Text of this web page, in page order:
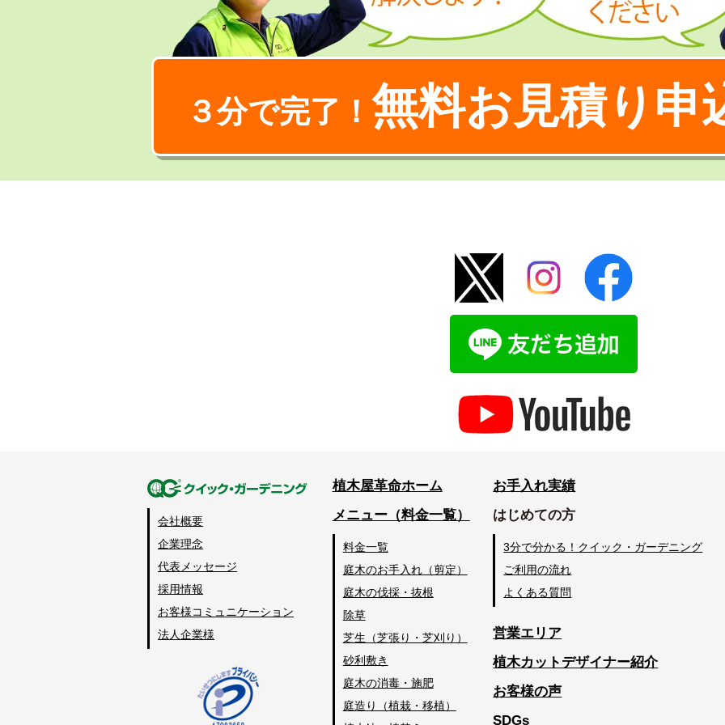
３分で完了！ 無料お見積り申
会社概要
企業理念
代表メッセージ
採用情報
お客様コミュニケーション
法人企業様
植木屋革命ホーム
メニュー（料金一覧）
料金一覧
庭木のお手入れ（剪定）
庭木の伐採・抜根
除草
芝生（芝張り・芝刈り）
砂利敷き
庭木の消毒・施肥
庭造り（植栽・移植）
お手入れ実績
はじめての方
3分で分かる！クイック・ガーデニング
ご利用の流れ
よくある質問
営業エリア
植木カットデザイナー紹介
お客様の声
SDGs